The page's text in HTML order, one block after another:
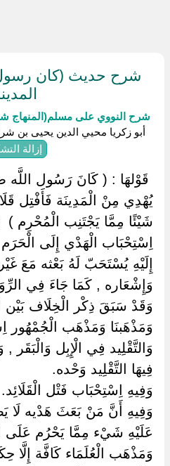
شرح حديث (كان
شرح النووي على مسلم(المنهاج
أبو زكريا محيي الدين يحيى بن شرف
إزالة
‏قَوْلهَا : ( كَانَ رَسُول اللَّه
يُهْدِي مِنْ الْمَدِينَة فَأَفْتِل
شَيْئًا مِمَّا يَجْتَنِب الْمُحْرِم )
اِسْتِحْبَاب الْهَدْي إِلَى
إِلَيْهِ يُسْتَحَبّ لَهُ بَعْثه مَعَ
وَإِشْعَاره , كَمَا جَاءَ فِي
وَقَدْ سَبَقَ ذِكْر الْخِلَاف بَيْن
وَمَذْهَبنَا وَمَذْهَب الْجُمْهُور
وَالتَّقْلِيد فِي الْإِبِل وَالْبَقَر
فِيهَا التَّقْلِيد وَحْده.
وَفِيهِ اِسْتِحْبَاب فَتْل الْقَلَائِد.
وَفِيهِ أَنَّ مَنْ بَعَثَ هَدْيه لَا
عَلَيْهِ شَيْء مِمَّا يَحْرُم عَلَى
وَمَذْهَب الْعُلَمَاء كَافَّة إِلَّا